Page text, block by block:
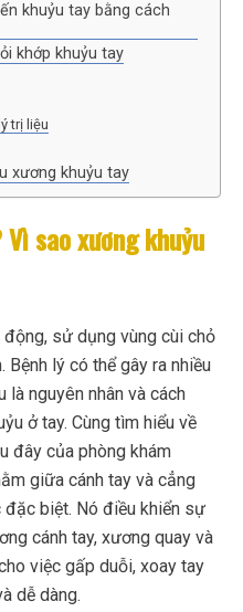
khuỷu tay bằng cách
khớp khuỷu tay
trị liệu
xương khuỷu tay
sao xương khuỷu
sử dụng vùng cùi chỏ
lý có thể gây ra nhiều
là nguyên nhân và cách
ở tay. Cùng tìm hiểu về
đây của phòng khám
giữa cánh tay và cẳng
đặc biệt. Nó điều khiển sự
cánh tay, xương quay và
việc gấp duỗi, xoay tay
dễ dàng.